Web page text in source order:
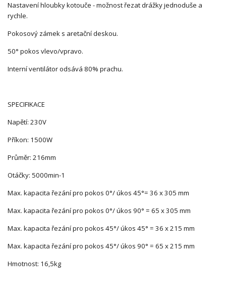
Nastavení hloubky kotouče - možnost řezat drážky jednoduše a
rychle.
Pokosový zámek s aretační deskou.
50° pokos vlevo/vpravo.
Interní ventilátor odsává 80% prachu.
SPECIFIKACE
Napětí: 230V
Příkon: 1500W
Průměr: 216mm
Otáčky: 5000min-1
Max. kapacita řezání pro pokos 0°/ úkos 45°= 36 x 305 mm
Max. kapacita řezání pro pokos 0°/ úkos 90° = 65 x 305 mm
Max. kapacita řezání pro pokos 45°/ úkos 45° = 36 x 215 mm
Max. kapacita řezání pro pokos 45°/ úkos 90° = 65 x 215 mm
Hmotnost: 16,5kg